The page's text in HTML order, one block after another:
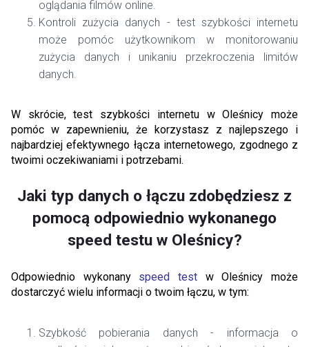
oglądania filmów online.
Kontroli zużycia danych - test szybkości internetu
może pomóc użytkownikom w monitorowaniu
zużycia danych i unikaniu przekroczenia limitów
danych.
W skrócie, test szybkości internetu w Oleśnicy może
pomóc w zapewnieniu, że korzystasz z najlepszego i
najbardziej efektywnego łącza internetowego, zgodnego z
twoimi oczekiwaniami i potrzebami.
Jaki typ danych o łączu zdobędziesz z
pomocą odpowiednio wykonanego
speed testu w Oleśnicy?
Odpowiednio wykonany speed test w Oleśnicy może
dostarczyć wielu informacji o twoim łączu, w tym:
Szybkość pobierania danych - informacja o